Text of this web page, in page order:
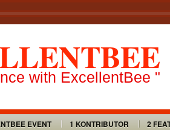
with ExcellentBee "
EVENT 1 KONTRIBUTOR
2